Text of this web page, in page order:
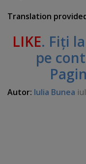
Translation
LIKE. Fiţi
pe
Autor: Iulia Bunea